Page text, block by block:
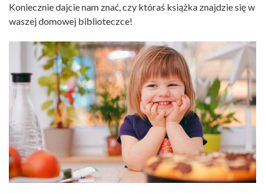
Koniecznie dajcie nam znać, czy któraś książka znajdzie się w
waszej domowej biblioteczce!